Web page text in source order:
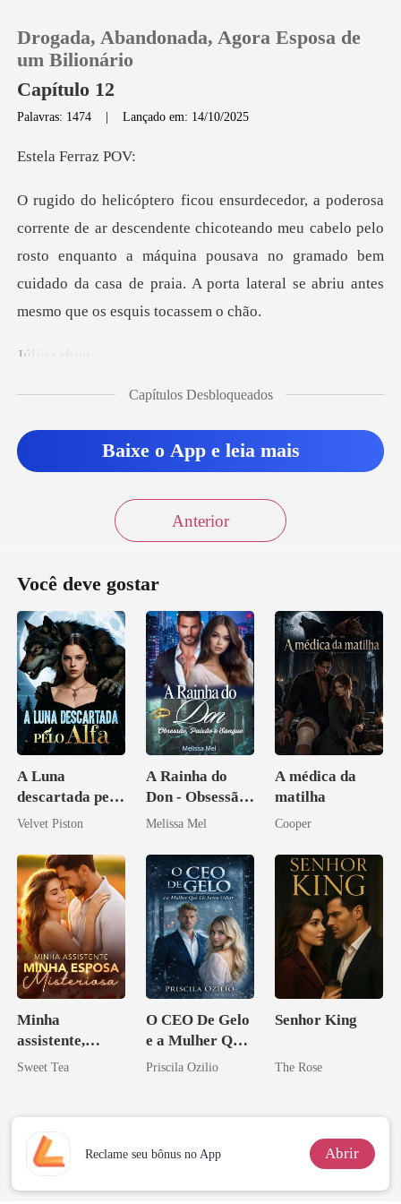
Histórico
Sair
Drogada, Abandonada, Agora Esposa de
um Bilionário
Capítulo 12
Palavras: 1474 |Lançado em: 14/10/2025
Ferra
hicoteando meu cabelo pelo
rosto enquanto a máquina pousava no gramado bem
cuidado
gia selvagem e frené
Capítulos Desbloqueados
Baixe o App e leia mais
Anterior
Você deve gostar
A Luna
descartada pelo
Alfa
Velvet Piston
A Rainha do
Don - Obsessão,
Paixão e Sangue
Melissa Mel
A médica da
matilha
Cooper
Minha
assistente,
minha esposa
Sweet Tea
O CEO De Gelo
e a Mulher Que
Ele Jurou Odiar
Priscila Ozilio
Senhor King
The Rose
Reclame seu bônus no App Abrir